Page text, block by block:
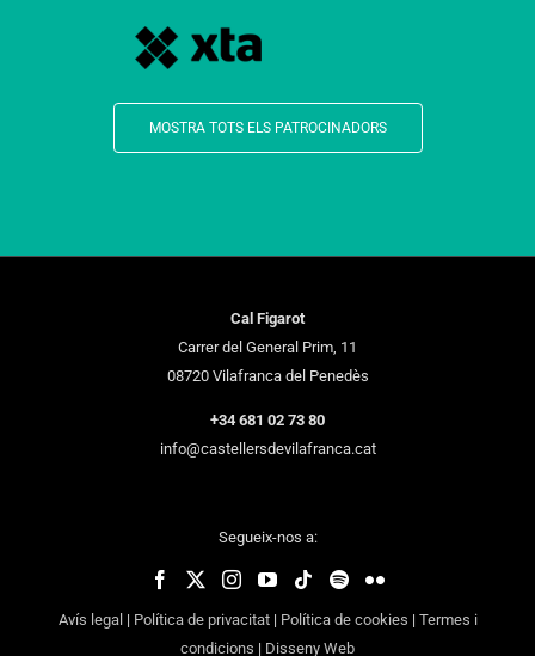
MOSTRA TOTS ELS PATROCINADORS
Cal Figarot
Carrer del General Prim, 11
08720 Vilafranca del Penedès
+34 681 02 73 80
info@castellersdevilafranca.cat
Segueix-nos a:
Avís legal| Política de privacitat| Política de cookies | Termes i
condicions | Disseny Web